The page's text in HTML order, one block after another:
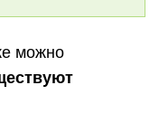
можно